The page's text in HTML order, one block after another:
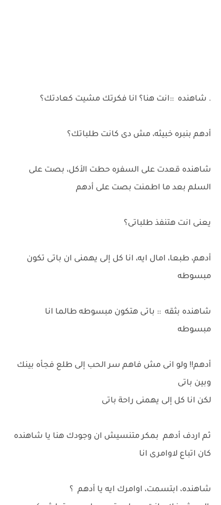
. شاهنده ::انت هنا؟ انا فكرتك مشيت كعادتك؟
أدهم بنبره خبيثه، مش دى كانت طلباتك؟
شاهنده قعدت على السفره حطت الأكل، بصت على
السلم بعد ما اطمنت بصت على أدهم
يعنى انت هتنفذ طلباتى؟
أدهم، طبعا، امال ايه، انا كل إلى يهمنى ان باتى تكون
مبسوطه
شاهنده بثقه :: باتى هتكون مبسوطه طالما انا
مبسوطه
أدهم!! ولو انى مش فاهم سر الحب إلى طلع فجأه بينك
وبين باتى
لكن انا كل إلى يهمنى راحة باتى
ثم اردف أدهم بمكر متنسيش ان وجودك هنا يا شاهنده
كان اتباع لاوامرى انا
شاهنده، ابتسمت، اوامرك ايه يا أدهم ؟